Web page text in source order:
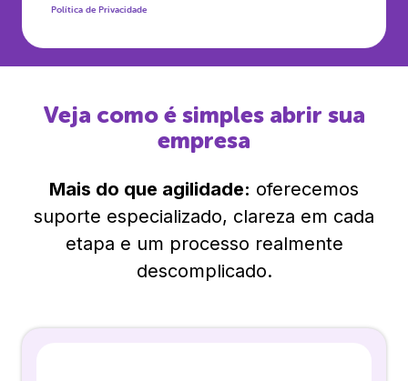
Política de Privacidade
Veja como é simples abrir sua
empresa
Mais do que agilidade: oferecemos
suporte especializado, clareza em cada
etapa e um processo realmente
descomplicado.